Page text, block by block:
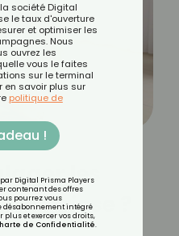
les
?
société Digital
le taux d'ouverture
et optimiser les
Nous
ouvrez les
vous le faites
sur le terminal
en savoir plus sur
politique de
!
Digital Prisma Players
contenant des offres
pourrez vous
intégré
et exercer vos droits,
de Confidentialité.